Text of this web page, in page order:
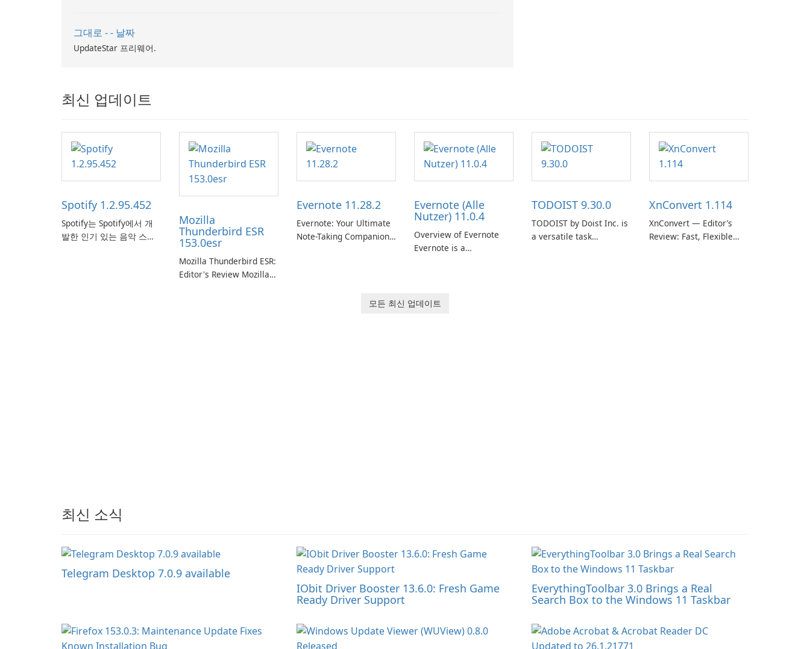
그대로 - - 날짜
UpdateStar 프리웨어.
최신 업데이트
Spotify 1.2.95.452
Spotify는 Spotify에서 개
발한 인기 있는 음악 스트
Mozilla
Thunderbird ESR
153.0esr
Mozilla Thunderbird ESR:
Editor's Review Mozilla
Evernote 11.28.2
Evernote: Your Ultimate
Note-Taking Companion
users capture ideas,
Evernote (Alle
Nutzer) 11.0.4
Overview of Evernote
Evernote is a
help users capture,
TODOIST 9.30.0
TODOIST by Doist Inc. is
a versatile task
XnConvert 1.114
XnConvert — Editor’s
Review: Fast, Flexible
모든 최신 업데이트
최신 소식
Telegram Desktop 7.0.9 available
IObit Driver Booster 13.6.0: Fresh Game
Ready Driver Support
EverythingToolbar 3.0 Brings a Real
Search Box to the Windows 11 Taskbar